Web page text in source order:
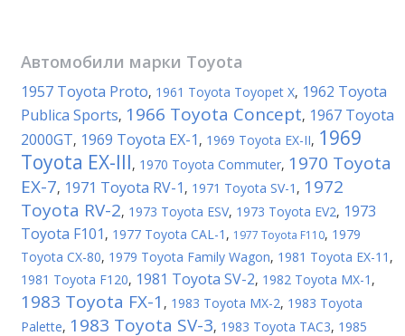
Автомобили марки Toyota
1957 Toyota Proto, 1961 Toyota Toyopet X, 1962 Toyota
Publica Sports, 1966 Toyota Concept, 1967 Toyota
2000GT, 1969 Toyota EX-1 , 1969 Toyota EX-II, 1969
Toyota EX-III, 1970 Toyota Commuter, 1970 Toyota
EX-7, 1971 Toyota RV-1 , 1971 Toyota SV-1 , 1972
Toyota RV-2, 1973 Toyota ESV, 1973 Toyota EV2, 1973
Toyota F101 , 1977 Toyota CAL-1 , 1977 Toyota F110, 1979
Toyota CX-80, 1979 Toyota Family Wagon, 1981 Toyota EX-11 ,
1981 Toyota F120, 1981 Toyota SV-2, 1982 Toyota MX-1 ,
1983 Toyota FX-1 , 1983 Toyota MX-2, 1983 Toyota
Palette, 1983 Toyota SV-3, 1983 Toyota TAC3, 1985